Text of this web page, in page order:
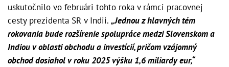
uskutočnilo vo februári tohto roka v rámci pracovnej
cesty prezidenta SR v Indii. „Jednou z hlavných tém
rokovania bude rozšírenie spolupráce medzi Slovenskom a
Indiou v oblasti obchodu a investícií, pričom vzájomný
obchod dosiahol v roku 2025 výšku 1,6 miliardy eur,“